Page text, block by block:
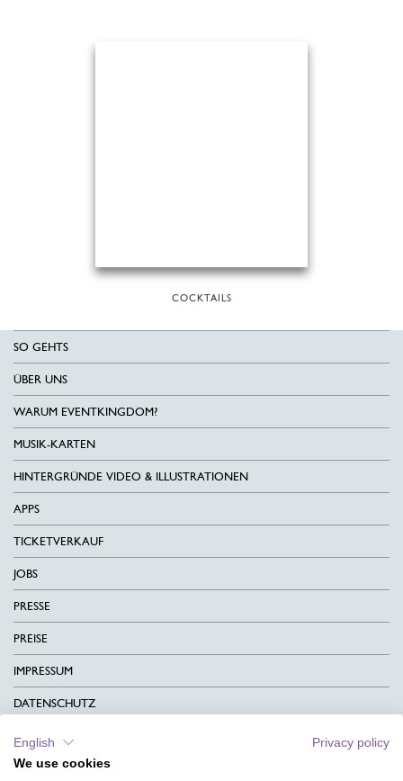
COCKTAILS
SO GEHTS
ÜBER UNS
WARUM EVENTKINGDOM?
MUSIK-KARTEN
HINTERGRÜNDE VIDEO & ILLUSTRATIONEN
APPS
TICKETVERKAUF
JOBS
PRESSE
PREISE
IMPRESSUM
DATENSCHUTZ
KONTAKT
AGB
English
Privacy policy
We use cookies